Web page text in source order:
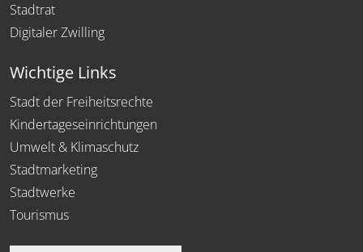
Stadtrat
Digitaler Zwilling
Wichtige Links
Stadt der Freiheitsrechte
Kindertageseinrichtungen
Umwelt & Klimaschutz
Stadtmarketing
Stadtwerke
Tourismus